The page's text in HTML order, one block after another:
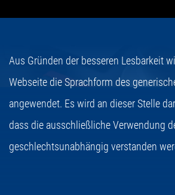
Aus Gründen der besseren Lesbarkeit
Webseite die Sprachform des
angewendet. Es wird an dieser Stelle
dass die ausschließliche Verwendung
geschlechtsunabhängig verstanden